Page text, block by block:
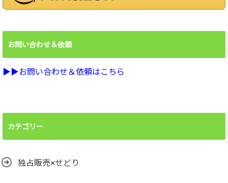
お問い合わせ＆依頼
▶︎▶︎お問い合わせ＆依頼はこちら
カテゴリー
独占販売×せどり